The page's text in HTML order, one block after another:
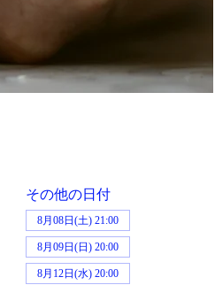
その他の日付
8月08日(土) 21:00
8月09日(日) 20:00
8月12日(水) 20:00